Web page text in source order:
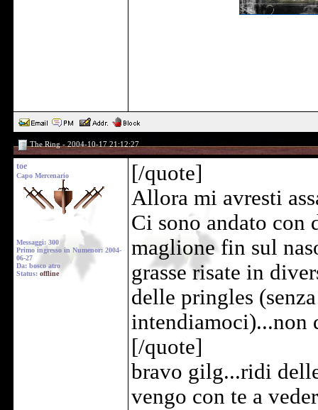
The Ring - 2004-10-17 21:12:27
toe
Capo Mercenario
Messaggi: 300
Primo ingresso in Numenor: 2004-
06-27
Da: bosco atro
Status: offline
[/quote]
Allora mi avresti
Ci sono andato con
maglione fin sul
grasse risate in
delle pringles
intendiamoci)...non
[/quote]
bravo gilg...ridi
vengo con te a